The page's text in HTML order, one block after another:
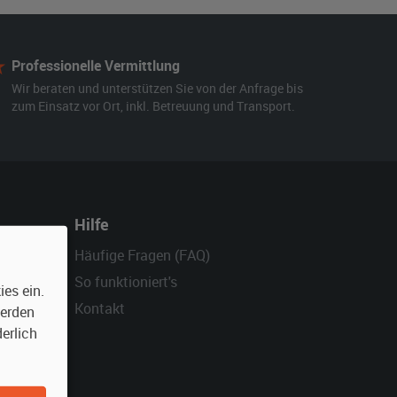
Professionelle Vermittlung
Wir beraten und unterstützen Sie von der Anfrage bis
zum Einsatz vor Ort, inkl. Betreuung und Transport.
Hilfe
Häufige Fragen (FAQ)
So funktioniert's
Kontakt
ein.